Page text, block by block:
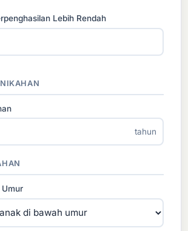
Lebih Rendah
tahun